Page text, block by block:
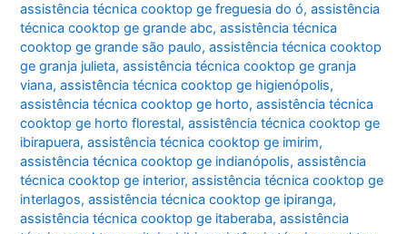
assistência técnica cooktop ge freguesia do ó,assistência
técnica cooktop ge grande abc,assistência técnica
cooktop ge grande são paulo,assistência técnica cooktop
ge granja julieta,assistência técnica cooktop ge granja
viana,assistência técnica cooktop ge higienópolis,
assistência técnica cooktop ge horto,assistência técnica
cooktop ge horto florestal,assistência técnica cooktop ge
ibirapuera,assistência técnica cooktop ge imirim,
assistência técnica cooktop ge indianópolis,assistência
técnica cooktop ge interior,assistência técnica cooktop ge
interlagos,assistência técnica cooktop ge ipiranga,
assistência técnica cooktop ge itaberaba,assistência